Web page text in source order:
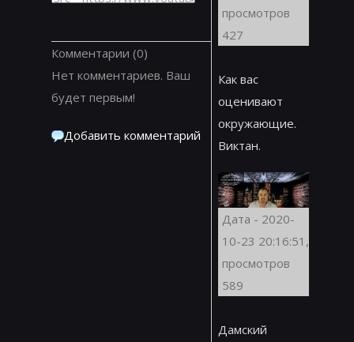
Комментарии (0)
Нет комментариев. Ваш
будет первым!
Добавить комментарий
просмотров
427
Как вас
оценивают
окружающие.
Виктан.
Дата - 2020-
10-23 20:16:51,
просмотров
589
Дамский